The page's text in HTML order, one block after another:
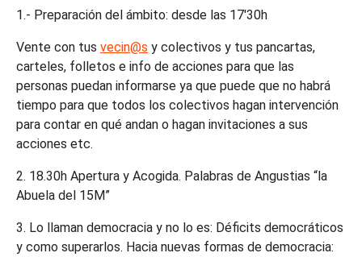
1.- Preparación del ámbito: desde las 17'30h
Vente con tus vecin@s y colectivos y tus pancartas,
carteles, folletos e info de acciones para que las
personas puedan informarse ya que puede que no habrá
tiempo para que todos los colectivos hagan intervención
para contar en qué andan o hagan invitaciones a sus
acciones etc.
2. 18.30h Apertura y Acogida. Palabras de Angustias “la
Abuela del 15M”
3. Lo llaman democracia y no lo es: Déficits democráticos
y como superarlos. Hacia nuevas formas de democracia: